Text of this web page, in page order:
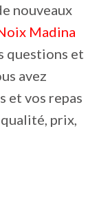
nouveaux
Madina
questions et
avez
et vos repas
prix,